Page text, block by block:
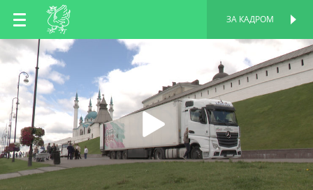
RU
TT
ЗА КАДРОМ
ПЕРСОНАЛЬНАЯ
СТРАНИЦА